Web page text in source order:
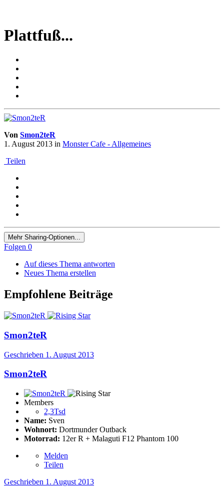
Plattfuß...
Von Smon2teR
1. August 2013 in Monster Cafe - Allgemeines
Teilen
Mehr Sharing-Optionen...
Folgen 0
Auf dieses Thema antworten
Neues Thema erstellen
Empfohlene Beiträge
Smon2teR
Geschrieben 1. August 2013
Smon2teR
Members
2,3Tsd
Name: Sven
Wohnort: Dortmunder Outback
Motorrad: 12er R + Malaguti F12 Phantom 100
Melden
Teilen
Geschrieben 1. August 2013